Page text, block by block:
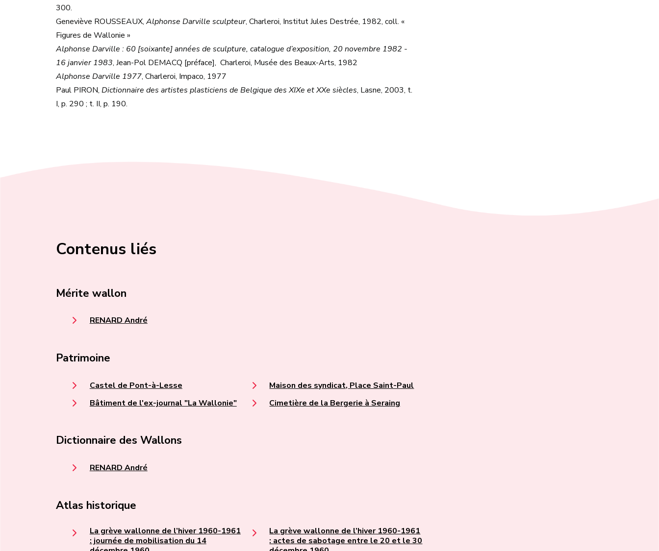
300.
Geneviève ROUSSEAUX, Alphonse Darville sculpteur, Charleroi, Institut Jules Destrée, 1982, coll. «
Figures de Wallonie »
Alphonse Darville : 60 [soixante] années de sculpture, catalogue d’exposition, 20 novembre 1982 -
16 janvier 1983, Jean-Pol DEMACQ [préface], Charleroi, Musée des Beaux-Arts, 1982
Alphonse Darville 1977, Charleroi, Impaco, 1977
Paul PIRON, Dictionnaire des artistes plasticiens de Belgique des XIXe et XXe siècles, Lasne, 2003, t.
I, p. 290 ; t. II, p. 190.
Contenus liés
Mérite wallon
RENARD André
Patrimoine
Castel de Pont-à-Lesse
Bâtiment de l'ex-journal "La Wallonie"
Maison des syndicat, Place Saint-Paul
Cimetière de la Bergerie à Seraing
Dictionnaire des Wallons
RENARD André
Atlas historique
La grève wallonne de l’hiver 1960-1961
: journée de mobilisation du 14
La grève wallonne de l’hiver 1960-1961
: actes de sabotage entre le 20 et le 30